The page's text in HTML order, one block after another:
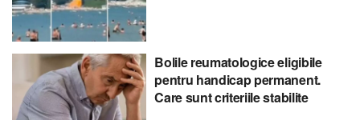
Bolile reumatologice eligibile
pentru handicap permanent.
Care sunt criteriile stabilite